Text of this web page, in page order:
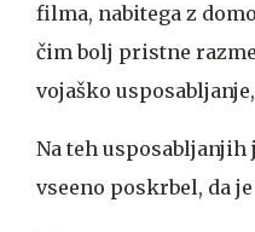
filma, nabitega z
čim bolj pristne
vojaško
Na teh
vseeno poskrbel, da